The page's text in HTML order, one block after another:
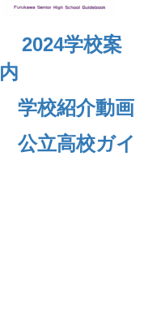
2024学校案
内
学校紹介動画
公立高校ガイ